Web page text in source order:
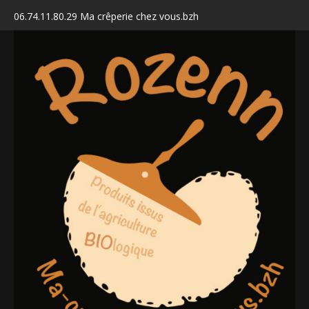
06.74.11.80.29 Ma crêperie chez vous.bzh